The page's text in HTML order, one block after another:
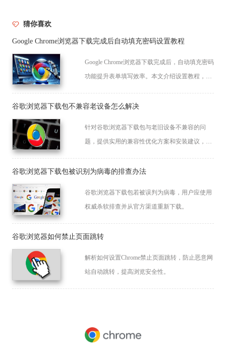
猜你喜欢
Google Chrome浏览器下载完成后自动填充密码设置教程
Google Chrome浏览器下载完成后，自动填充密码
功能提升表单填写效率。本文介绍设置教程，帮
谷歌浏览器下载包不兼容老设备怎么解决
针对谷歌浏览器下载包与老旧设备不兼容的问
题，提供实用的兼容性优化方案和安装建议，帮
谷歌浏览器下载包被识别为病毒的排查办法
谷歌浏览器下载包若被误判为病毒，用户应使用
权威杀软排查并从官方渠道重新下载。
谷歌浏览器如何禁止页面跳转
解析如何设置Chrome禁止页面跳转，防止恶意网
站自动跳转，提高浏览安全性。